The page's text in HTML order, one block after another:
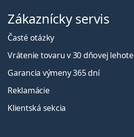
Zákaznícky servis
Časté otázky
Vrátenie tovaru v 30 dňovej lehote
Garancia výmeny 365 dní
Reklamácie
Klientská sekcia